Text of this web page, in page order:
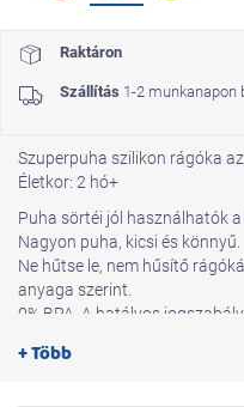
Raktáron
Szállítás 1-2 munkanapon
Szuperpuha szilikon rágóka
Életkor: 2 hó+
Puha sörtéi jól használhatók
Nagyon puha, kicsi és könnyű.
Ne hűtse le, nem hűsítő
anyaga szerint.
0% BPA. A hatályos
Ez a termék fogzási
+ Több